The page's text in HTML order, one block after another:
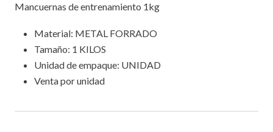
Mancuernas de entrenamiento 1kg
Material: METAL FORRADO
Tamaño: 1 KILOS
Unidad de empaque: UNIDAD
Venta por unidad